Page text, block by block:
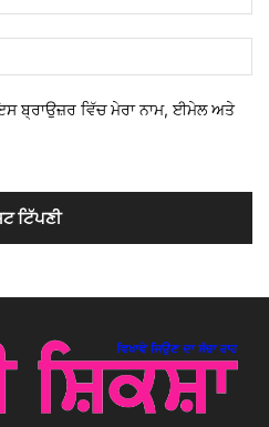
ਬ੍ਰਾਉਜ਼ਰ ਵਿੱਚ ਮੇਰਾ ਨਾਮ, ਈਮੇਲ ਅਤੇ